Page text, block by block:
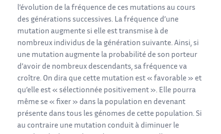
l’évolution de la fréquence de ces mutations au cours
des générations successives. La fréquence d’une
mutation augmente si elle est transmise à de
nombreux individus de la génération suivante. Ainsi, si
une mutation augmente la probabilité de son porteur
d’avoir de nombreux descendants, sa fréquence va
croître. On dira que cette mutation est « favorable » et
qu’elle est « sélectionnée positivement ». Elle pourra
même se « fixer » dans la population en devenant
présente dans tous les génomes de cette population. Si
au contraire une mutation conduit à diminuer le